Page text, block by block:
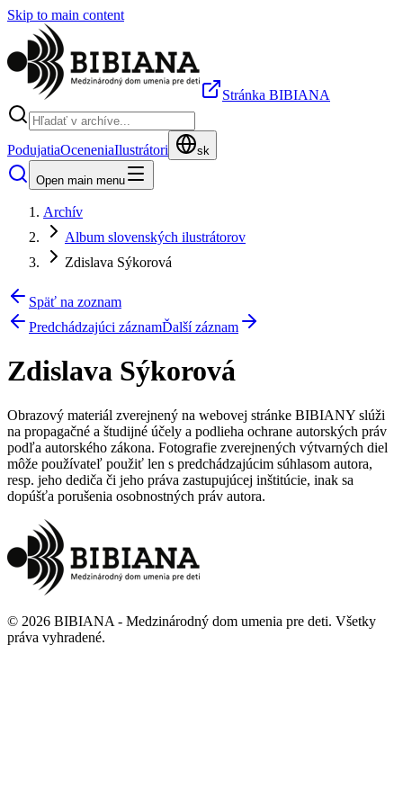
Skip to main content
Stránka BIBIANA
PodujatiaOceneniaIlustrátori sk
Open main menu
Archív
Album slovenských ilustrátorov
Zdislava Sýkorová
Späť na zoznam
Predchádzajúci záznamĎalší záznam
Zdislava Sýkorová
Obrazový materiál zverejnený na webovej stránke BIBIANY slúži
na propagačné a študijné účely a podlieha ochrane autorských práv
podľa autorského zákona. Fotografie zverejnených výtvarných diel
môže používateľ použiť len s predchádzajúcim súhlasom autora,
resp. jeho dediča či jeho práva zastupujúcej inštitúcie, inak sa
dopúšťa porušenia osobnostných práv autora.
© 2026 BIBIANA - Medzinárodný dom umenia pre deti. Všetky
práva vyhradené.